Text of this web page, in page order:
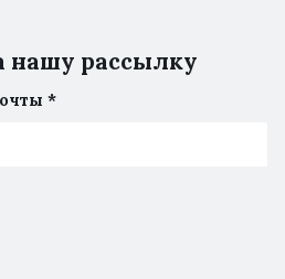
нашу рассылку
*